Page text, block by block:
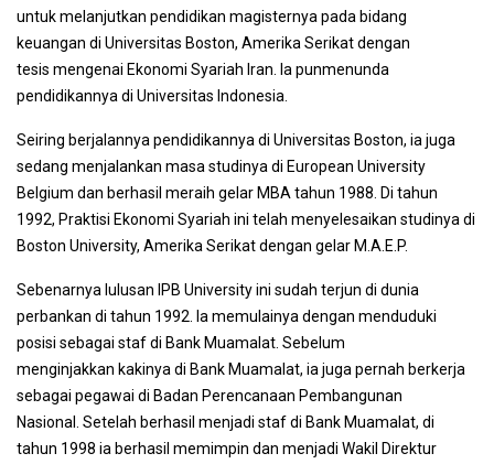
untuk melanjutkan pendidikan magisternya pada bidang
keuangan di Universitas Boston, Amerika Serikat dengan
tesis mengenai Ekonomi Syariah Iran. Ia punmenunda
pendidikannya di Universitas Indonesia.
Seiring berjalannya pendidikannya di Universitas Boston, ia juga
sedang menjalankan masa studinya di European University
Belgium dan berhasil meraih gelar MBA tahun 1988. Di tahun
1992, Praktisi Ekonomi Syariah ini telah menyelesaikan studinya di
Boston University, Amerika Serikat dengan gelar M.A.E.P.
Sebenarnya lulusan IPB University ini sudah terjun di dunia
perbankan di tahun 1992. Ia memulainya dengan menduduki
posisi sebagai staf di Bank Muamalat. Sebelum
menginjakkan kakinya di Bank Muamalat, ia juga pernah berkerja
sebagai pegawai di Badan Perencanaan Pembangunan
Nasional. Setelah berhasil menjadi staf di Bank Muamalat, di
tahun 1998 ia berhasil memimpin dan menjadi Wakil Direktur